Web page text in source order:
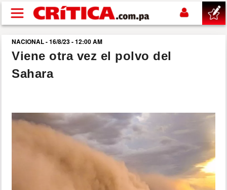
Pasar al contenido principal
buscar
SUCESOS
NACIONAL - 16/8/23 - 12:00 AM
Viene otra vez el polvo del
Sahara